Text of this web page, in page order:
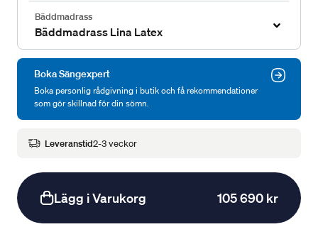
Bäddmadrass
Bäddmadrass Lina Latex
Boka Sängexpert
Boka personlig rådgivning i butik och få rekommendationer
som gör skillnad för din sömn.
Leveranstid2-3 veckor
Lägg i Varukorg 105 690 kr